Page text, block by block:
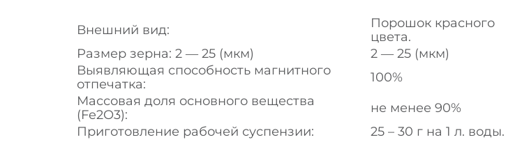
Внешний вид:
Порошок красного
цвета.
Размер зерна: 2 ― 25 (мкм)
2 ― 25 (мкм)
Выявляющая способность магнитного
отпечатка:
100%
Массовая доля основного вещества
(Fe2O3):
не менее 90%
Приготовление рабочей суспензии:
25 – 30 г на 1 л. воды.